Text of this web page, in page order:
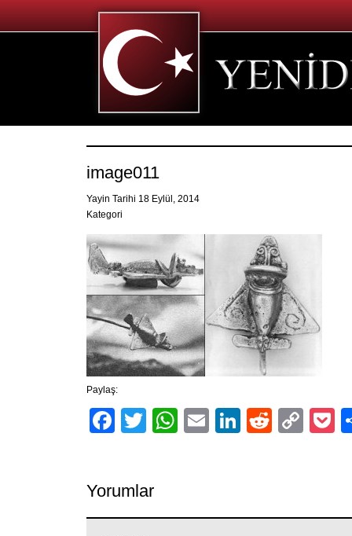
image011
Yayin Tarihi 18 Eylül, 2014
Kategori
Paylaş:
Facebook
TwitterWhatsApp
EmailLinkedIn
Reddit
Yorumlar